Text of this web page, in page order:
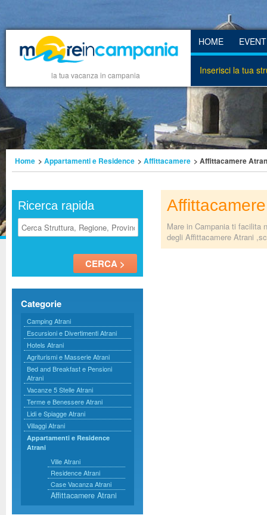
la tua vacanza in campania
HOME
Inserisci la tua
Home > Appartamenti e Residence > Affittacamere > Affittacamere
Ricerca rapida
Categorie
Camping Atrani
Escursioni e Divertimenti Atrani
Hotels Atrani
Agriturismi e Masserie Atrani
Bed and Breakfast e Pensioni
Atrani
Vacanze 5 Stelle Atrani
Terme e Benessere Atrani
Lidi e Spiagge Atrani
Villaggi Atrani
Appartamenti e Residence
Atrani
Ville Atrani
Residence Atrani
Case Vacanza Atrani
Affittacamere Atrani
Mare in Campania ti facilita
degli Affittacamere Atrani